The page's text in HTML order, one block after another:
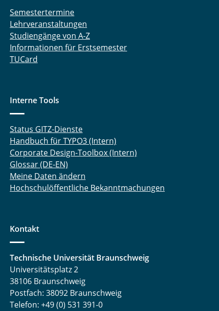
Semestertermine
Lehrveranstaltungen
Studiengänge von A-Z
Informationen für Erstsemester
TUCard
Interne Tools
Status GITZ-Dienste
Handbuch für TYPO3 (Intern)
Corporate Design-Toolbox (Intern)
Glossar (DE-EN)
Meine Daten ändern
Hochschulöffentliche Bekanntmachungen
Kontakt
Technische Universität Braunschweig
Universitätsplatz 2
38106 Braunschweig
Postfach: 38092 Braunschweig
Telefon: +49 (0) 531 391-0